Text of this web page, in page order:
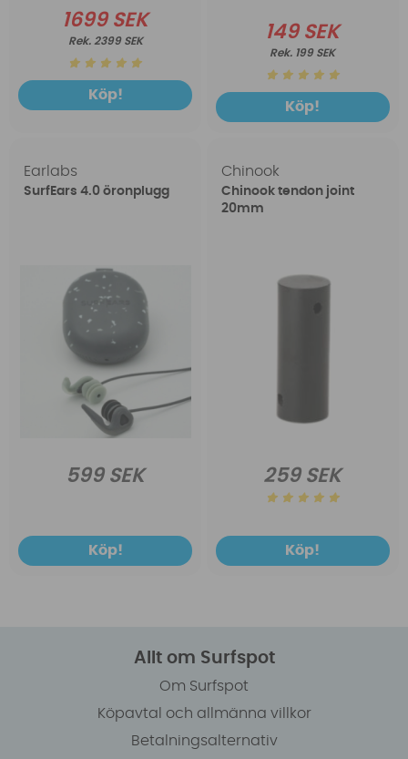
1699 SEK
2399 SEK
Köp!
149 SEK
199 SEK
Köp!
Earlabs
SurfEars 4.0 öronplugg
599 SEK
Köp!
Chinook
Chinook tendon joint
20mm
259 SEK
Köp!
Allt om Surfspot
Om Surfspot
Köpavtal och allmänna villkor
Betalningsalternativ